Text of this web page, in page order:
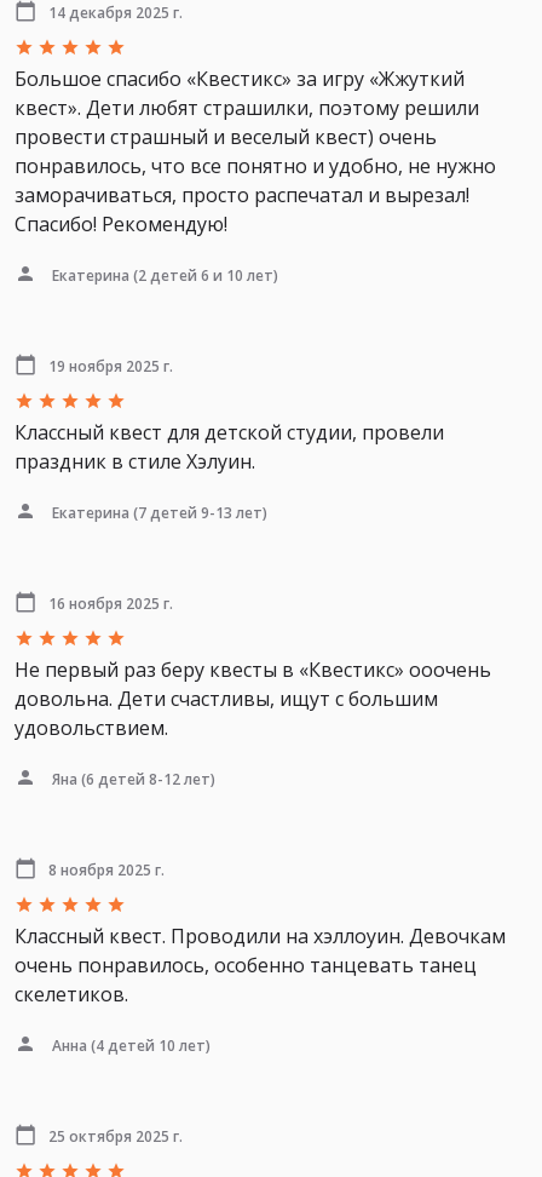
14 декабря 2025 г.
Большое спасибо «Квестикс» за игру «Жжуткий
квест». Дети любят страшилки, поэтому решили
провести страшный и веселый квест) очень
понравилось, что все понятно и удобно, не нужно
заморачиваться, просто распечатал и вырезал!
Спасибо! Рекомендую!
Екатерина (2 детей 6 и 10 лет)
19 ноября 2025 г.
Классный квест для детской студии, провели
праздник в стиле Хэлуин.
Екатерина (7 детей 9-13 лет)
16 ноября 2025 г.
Не первый раз беру квесты в «Квестикс» ооочень
довольна. Дети счастливы, ищут с большим
удовольствием.
Яна (6 детей 8-12 лет)
8 ноября 2025 г.
Классный квест. Проводили на хэллоуин. Девочкам
очень понравилось, особенно танцевать танец
скелетиков.
Анна (4 детей 10 лет)
25 октября 2025 г.